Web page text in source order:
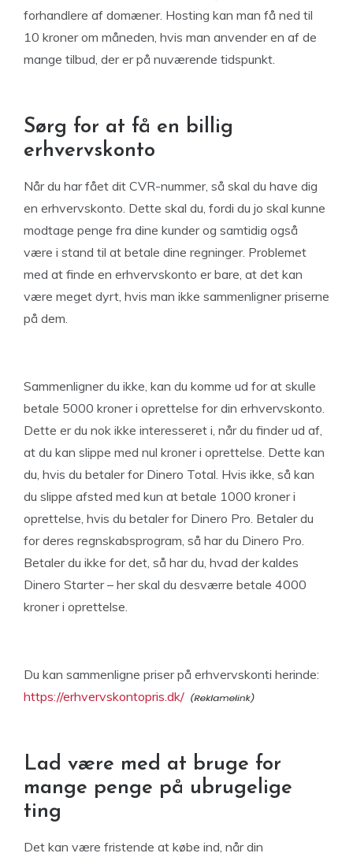
forhandlere af domæner. Hosting kan man få ned til
10 kroner om måneden, hvis man anvender en af de
mange tilbud, der er på nuværende tidspunkt.
Sørg for at få en billig
erhvervskonto
Når du har fået dit CVR-nummer, så skal du have dig
en erhvervskonto. Dette skal du, fordi du jo skal kunne
modtage penge fra dine kunder og samtidig også
være i stand til at betale dine regninger. Problemet
med at finde en erhvervskonto er bare, at det kan
være meget dyrt, hvis man ikke sammenligner priserne
på dem.
Sammenligner du ikke, kan du komme ud for at skulle
betale 5000 kroner i oprettelse for din erhvervskonto.
Dette er du nok ikke interesseret i, når du finder ud af,
at du kan slippe med nul kroner i oprettelse. Dette kan
du, hvis du betaler for Dinero Total. Hvis ikke, så kan
du slippe afsted med kun at betale 1000 kroner i
oprettelse, hvis du betaler for Dinero Pro. Betaler du
for deres regnskabsprogram, så har du Dinero Pro.
Betaler du ikke for det, så har du, hvad der kaldes
Dinero Starter – her skal du desværre betale 4000
kroner i oprettelse.
Du kan sammenligne priser på erhvervskonti herinde:
https://erhvervskontopris.dk/
Lad være med at bruge for
mange penge på ubrugelige
ting
Det kan være fristende at købe ind, når din